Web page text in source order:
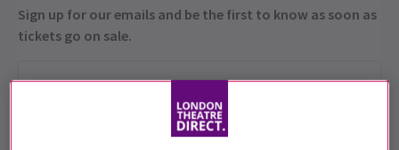
Sign up for our emails and be the first to know as soon as
tickets go on sale.